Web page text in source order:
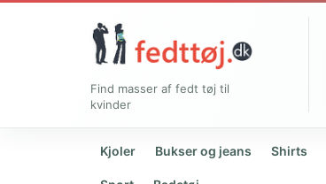
Find masser af fedt tøj til
kvinder
Kjoler Bukser og jeans Shirts